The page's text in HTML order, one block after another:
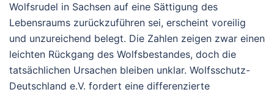
Wolfsrudel in Sachsen auf eine Sättigung des
Lebensraums zurückzuführen sei, erscheint voreilig
und unzureichend belegt. Die Zahlen zeigen zwar einen
leichten Rückgang des Wolfsbestandes, doch die
tatsächlichen Ursachen bleiben unklar. Wolfsschutz-
Deutschland e.V. fordert eine differenzierte